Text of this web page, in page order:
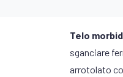
Telo
sganciare
arrotolato